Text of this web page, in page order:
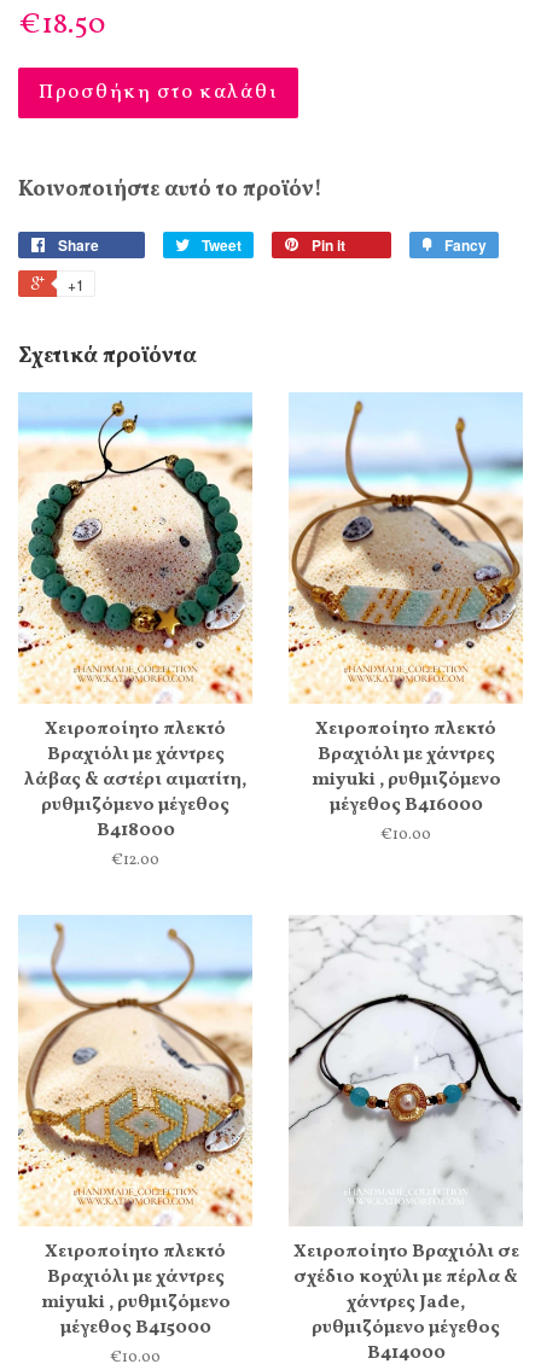
€18.50
Προσθήκη στο καλάθι
Κοινοποιήστε αυτό το προϊόν!
Share Tweet Pin it Fancy
+1
Σχετικά προϊόντα
Χειροποίητο πλεκτό
Βραχιόλι με χάντρες
λάβας & αστέρι αιματίτη,
ρυθμιζόμενο μέγεθος
Β418000
€12.00
Χειροποίητο πλεκτό
Βραχιόλι με χάντρες
miyuki , ρυθμιζόμενο
μέγεθος Β416000
€10.00
Χειροποίητο πλεκτό
Βραχιόλι με χάντρες
miyuki , ρυθμιζόμενο
μέγεθος Β415000
€10.00
Χειροποίητο Βραχιόλι σε
σχέδιο κοχύλι με πέρλα &
χάντρες Jade,
ρυθμιζόμενο μέγεθος
Β414000